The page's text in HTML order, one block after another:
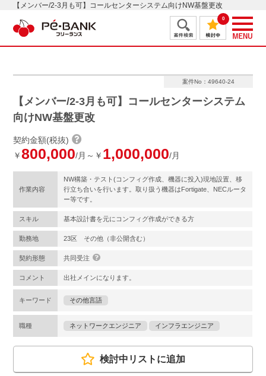
【メンバー/2-3月も可】コールセンターシステム向けNW基盤更改
0
案件No：49640-24
【メンバー/2-3月も可】コールセンターシステム
向けNW基盤更改
契約金額(税抜)
￥800,000/月～￥ 1,000,000/月
作業内容
NW構築・テスト(コンフィグ作成、機器に投入)現地設置、移
行立ち合いを行います。取り扱う機器はFortigate、NECルータ
ー等です。
スキル 基本設計書を元にコンフィグ作成ができる方
勤務地 23区 その他（非公開含む）
契約形態 共同受注
コメント 出社メインになります。
キーワード その他言語
職種 ネットワークエンジニア インフラエンジニア
検討中リストに追加